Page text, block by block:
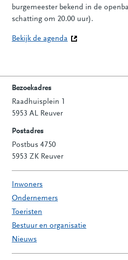
burgemeester bekend in de
schatting om 20.00 uur).
Bekijk de agenda (Deze link gaat
Contactinformatie
Bezoekadres
Raadhuisplein 1
5953 AL Reuver
Postadres
Postbus 4750
5953 ZK Reuver
Inwoners
Ondernemers
Toeristen
Bestuur en organisatie
Nieuws